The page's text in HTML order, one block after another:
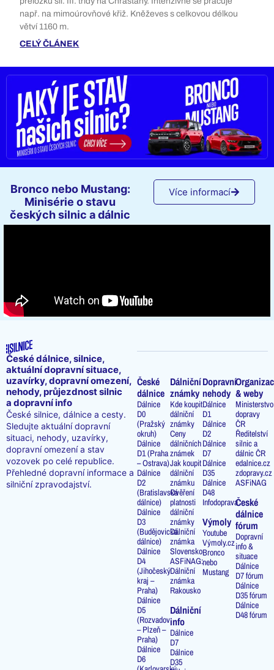
např. na mimoúrovňové křiž. Kněževes s celkovou délkou
větví 1160 m.
CELÝ ČLÁNEK
Bronco nebo Mustang:
Minisérie o stavu
českých silnic a dálnic
Více informací
České dálnice, silnice,
aktuální dopravní situace,
uzavírky, dopravní omezení,
nehody, průjezdnost silnic
a dopravní info
České silnice, dálnice a cesty.
Sledujte aktuální dopravní
situaci, nehody, uzavírky,
dopravní omezení a stav
vozovek po celé republice.
Přehledné dopravní informace a
silniční zpravodajství.
České
dálnice
Dálnice
D0
(Pražský
okruh)
Dálnice
D1 (Praha
– Ostrava)
Dálnice
D2
(Bratislavská
dálnice)
Dálnice
D3
(Budějovická
dálnice)
Dálnice
D4
(Jihočeský
kraj –
Praha)
Dálnice
D5
(Rozvadov
– Plzeň –
Praha)
Dálnice
D6
Dálniční
známky
Kde koupit
dálniční
známky
Ceny
dálničních
známek
Jak koupit
dálniční
známku
Ověření
platnosti
dálniční
známky
Dálniční
známka
Slovensko
ASFiNAG:
Dálniční
známka
Rakousko
Dálniční
info
Dálnice
D7
Dálnice
D35
Dopravní
nehody
Dálnice
D1
Dálnice
D2
Dálnice
D7
Dálnice
D35
Dálnice
D48
Infodoprava
Výmoly
Youtube
Výmoly.cz
Bronco
nebo
Mustang
& weby
Ministerstvo
dopravy
ČR
Ředitelství
silnic a
dálnic ČR
edalnice.cz
zdopravy.cz
ASFiNAG
České
dálnice
fórum
Dopravní
info &
situace
Dálnice
D7 fórum
Dálnice
D35 fórum
Dálnice
D48 fórum